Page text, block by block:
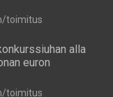
toimitus
alla
euron
toimitus